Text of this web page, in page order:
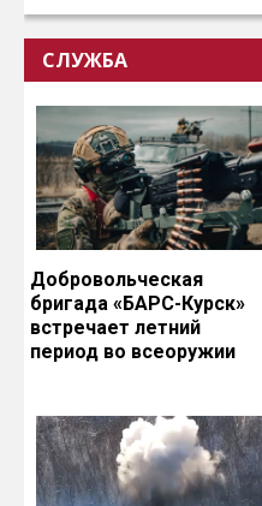
СЛУЖБА
Добровольческая
бригада «БАРС-Курск»
встречает летний
период во всеоружии